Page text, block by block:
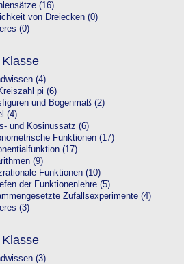
(16)
von Dreiecken (0)
(0)
(4)
pi (6)
und Bogenmaß (2)
(4)
und Kosinussatz (6)
Funktionen (17)
(17)
(9)
Funktionen (10)
der Funktionenlehre (5)
Zufallsexperimente (4)
(3)
(3)